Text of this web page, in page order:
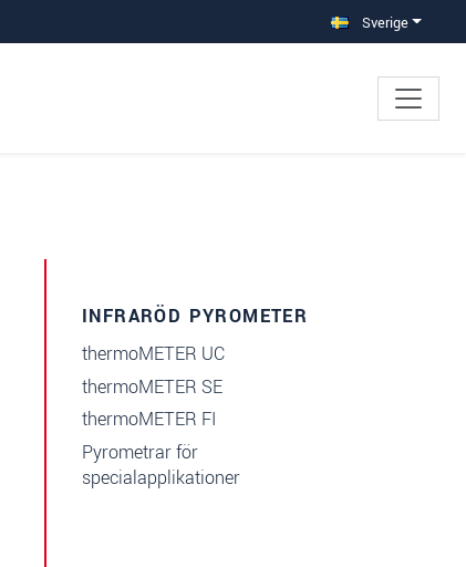
Sverige
INFRARÖD PYROMETER
thermoMETER UC
thermoMETER SE
thermoMETER FI
Pyrometrar för
specialapplikationer